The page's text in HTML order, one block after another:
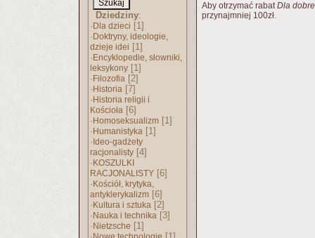
Dziedziny:
· Dla dzieci [1]
· Doktryny, ideologie,
dzieje idei [1]
· Encyklopedie, słowniki,
leksykony [1]
· Filozofia [2]
· Historia [7]
· Historia religii i
Kościoła [6]
· Homoseksualizm [1]
· Humanistyka [1]
· Ideo-gadżety
racjonalisty [4]
· KOSZULKI
RACJONALISTY [6]
· Kościół, krytyka,
antyklerykalizm [6]
· Kultura i sztuka [2]
· Nauka i technika [3]
· Nietzsche [1]
Aby otrzymać rabatDla
przynajmniej 100zł.